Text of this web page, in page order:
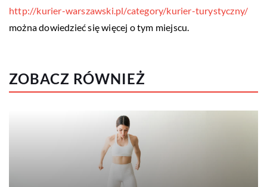
http://kurier-warszawski.pl/category/kurier-turystyczny/
można dowiedzieć się więcej o tym miejscu.
ZOBACZ RÓWNIEŻ